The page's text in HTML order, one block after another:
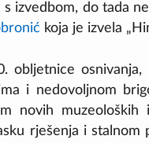
izvedbom, do tada
koja je izvela
obljetnice
i nedovoljnom
novih muzeoloških
rješenja i